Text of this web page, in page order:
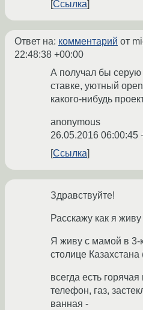
Ссылка
Ответ на: комментарий от
22:48:38 +00:00
А получал бы серую
ставке, уютный
какого-нибудь
anonymous
26.05.2016 06:00:45
Ссылка
Здравствуйте!
Расскажу как я
Я живу c мамой в 3-
столице Казахстана
всегда есть
телефон, газ,
ванная -